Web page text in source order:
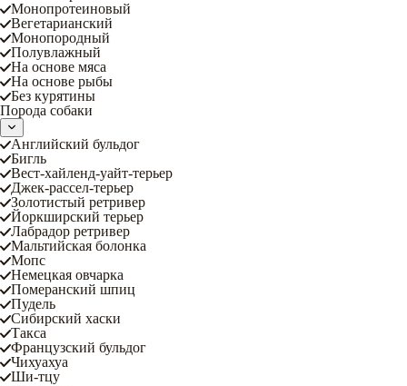
Монопротеиновый
Вегетарианский
Монопородный
Полувлажный
На основе мяса
На основе рыбы
Без курятины
Порода собаки
Английский бульдог
Бигль
Вест-хайленд-уайт-терьер
Джек-рассел-терьер
Золотистый ретривер
Йоркширский терьер
Лабрадор ретривер
Мальтийская болонка
Мопс
Немецкая овчарка
Померанский шпиц
Пудель
Сибирский хаски
Такса
Французский бульдог
Чихуахуа
Ши-тцу